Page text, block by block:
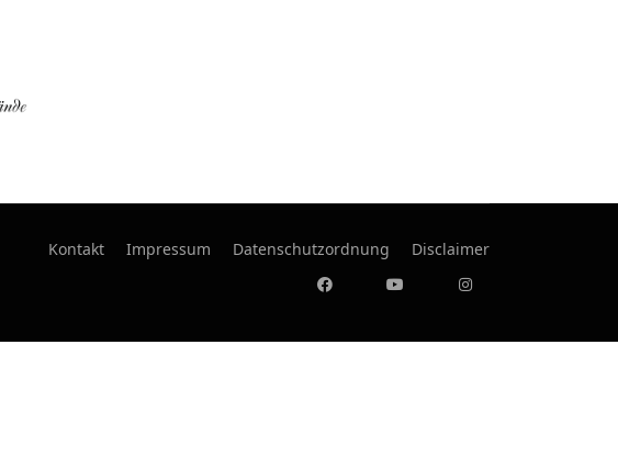
Kontakt Impressum Datenschutzordnung Disclaimer